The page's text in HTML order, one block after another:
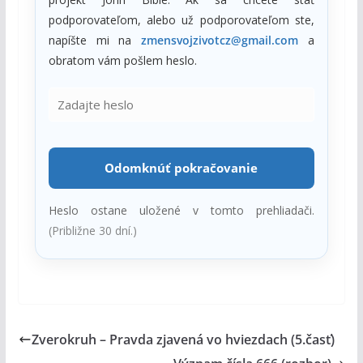
podporovateľom, alebo už podporovateľom ste,
napíšte mi nazmensvojzivotcz@gmail.com a
obratom vám pošlem heslo.
Odomknúť pokračovanie
Heslo ostane uložené v tomto prehliadači.
(Približne 30 dní.)
Zverokruh – Pravda zjavená vo hviezdach (5.časť)